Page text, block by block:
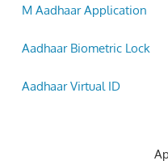
M Aadhaar Application
Aadhaar Biometric Lock
Aadhaar Virtual ID